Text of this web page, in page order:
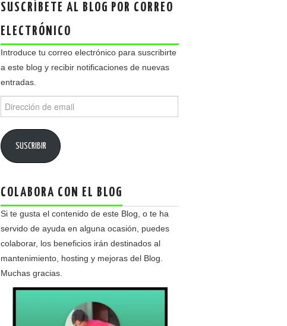
SUSCRÍBETE AL BLOG POR CORREO
ELECTRÓNICO
Introduce tu correo electrónico para suscribirte
a este blog y recibir notificaciones de nuevas
entradas.
de
SUSCRIBIR
COLABORA CON EL BLOG
Si te gusta el contenido de este Blog, o te ha
servido de ayuda en alguna ocasión, puedes
colaborar, los beneficios irán destinados al
mantenimiento, hosting y mejoras del Blog.
Muchas gracias.